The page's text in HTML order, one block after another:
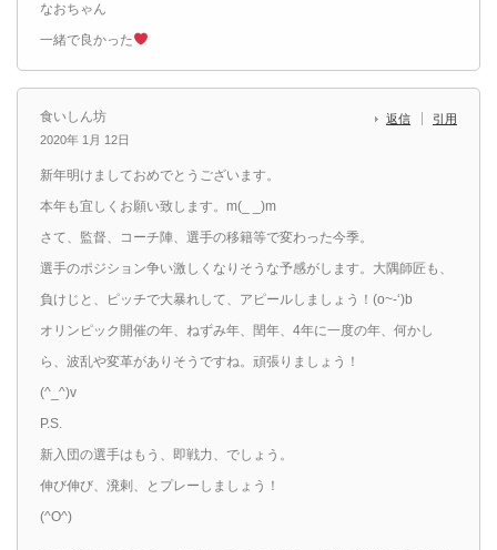
なおちゃん
一緒で良かった
食いしん坊
2020年 1月 12日
返信 引用
新年明けましておめでとうございます。
本年も宜しくお願い致します。m(_ _)m
さて、監督、コーチ陣、選手の移籍等で変わった今季。
選手のポジション争い激しくなりそうな予感がします。大隅師匠も、
負けじと、ピッチで大暴れして、アピールしましょう！(o~-‘)b
オリンピック開催の年、ねずみ年、閏年、4年に一度の年、何かし
ら、波乱や変革がありそうですね。頑張りましょう！
(^_^)v
P.S.
新入団の選手はもう、即戦力、でしょう。
伸び伸び、溌剌、とプレーしましょう！
(^O^)